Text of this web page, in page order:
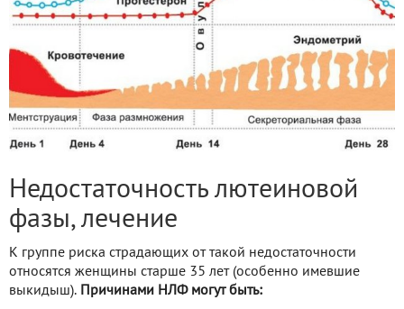
Недостаточность лютеиновой
фазы, лечение
К группе риска страдающих от такой недостаточности
относятся женщины старше 35 лет (особенно имевшие
выкидыш).
Причинами НЛФ могут быть: